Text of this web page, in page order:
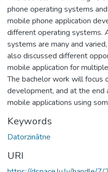
phone operating systems
mobile phone application
different operating systems.
systems are many and
also discussed different
mobile application for
The bachelor work will focus
development, and at the
mobile applications using
Keywords
Datorzinātne
URI